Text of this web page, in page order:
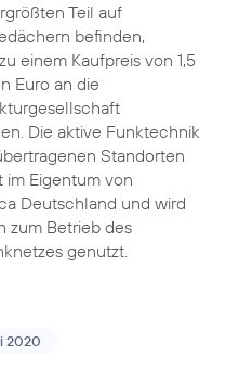
Teil auf
befinden,
einem Kaufpreis von 1,5
Euro an die
Die aktive Funktechnik
Standorten
im Eigentum von
Deutschland und wird
zum Betrieb des
genutzt.
2020